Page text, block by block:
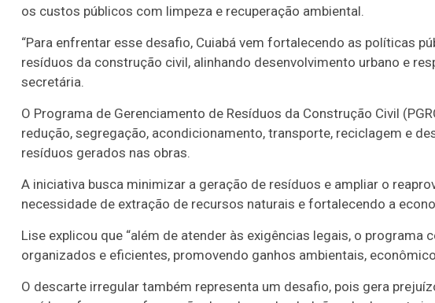
os custos públicos com limpeza e recuperação ambiental.
“Para enfrentar esse desafio, Cuiabá vem fortalecendo as políticas
resíduos da construção civil, alinhando desenvolvimento urbano e
secretária.
O Programa de Gerenciamento de Resíduos da Construção Civil
redução, segregação, acondicionamento, transporte, reciclagem e
resíduos gerados nas obras.
A iniciativa busca minimizar a geração de resíduos e ampliar o
necessidade de extração de recursos naturais e fortalecendo a
Lise explicou que “além de atender às exigências legais, o
organizados e eficientes, promovendo ganhos ambientais,
O descarte irregular também representa um desafio, pois gera